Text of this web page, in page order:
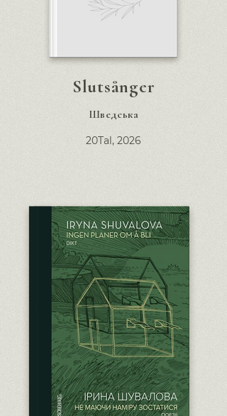
Slutsånger
Шведська
20Tal, 2026